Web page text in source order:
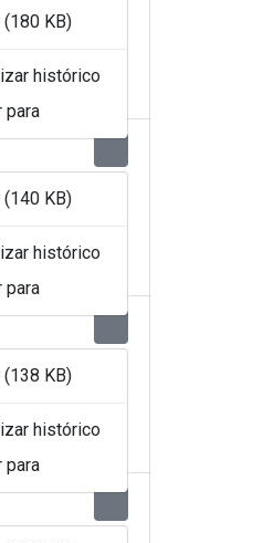
(180 KB)
histórico
para
(140 KB)
histórico
para
(138 KB)
histórico
para